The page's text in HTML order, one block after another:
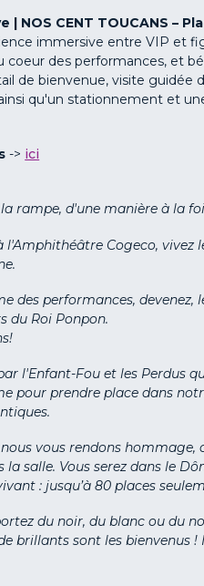
| NOS CENT TOUCANS –
immersive entre VIP et
coeur des performances, et
de bienvenue, visite guidée
qu'un stationnement et
-> ici
la rampe, d'une manière à la
l'Amphithéâtre Cogeco, vivez
des performances, devenez,
du Roi Ponpon.
l'Enfant-Fou et les Perdus
pour prendre place dans
vous rendons hommage,
la salle. Vous serez dans le
: jusqu’à80 places
du noir, du blanc ou du
brillants sont les bienvenus !